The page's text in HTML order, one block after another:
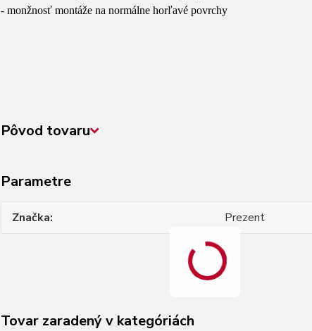
- monžnosť montáže na normálne horľavé povrchy
Pôvod tovaru
Parametre
Značka Prezent
Tovar zaradený v kategóriách